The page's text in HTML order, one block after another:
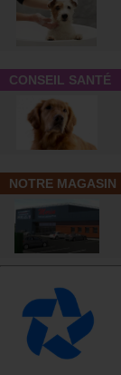
CONSEIL SANTÉ
NOTRE MAGASIN